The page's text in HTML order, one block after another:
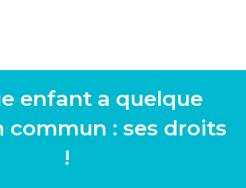
enfant a quelque
commun : ses droits
!